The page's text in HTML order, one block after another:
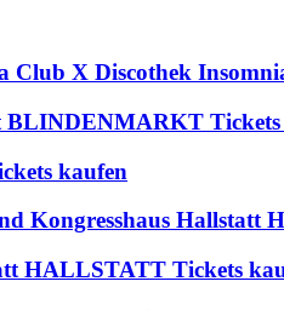
Club X Discothek
BLINDENMARKT
kaufen
Kongresshaus Hallstatt
HALLSTATT Tickets